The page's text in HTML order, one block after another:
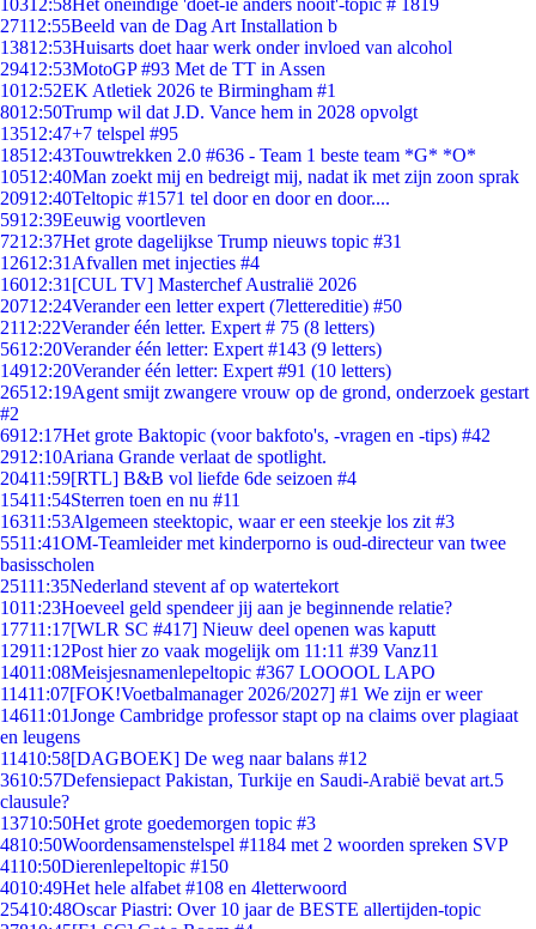
10312:58Het oneindige 'doet-ie anders nooit'-topic # 1819
27112:55Beeld van de Dag Art Installation b
13812:53Huisarts doet haar werk onder invloed van alcohol
29412:53MotoGP #93 Met de TT in Assen
1012:52EK Atletiek 2026 te Birmingham #1
8012:50Trump wil dat J.D. Vance hem in 2028 opvolgt
13512:47+7 telspel #95
18512:43Touwtrekken 2.0 #636 - Team 1 beste team *G* *O*
10512:40Man zoekt mij en bedreigt mij, nadat ik met zijn zoon sprak
20912:40Teltopic #1571 tel door en door en door....
5912:39Eeuwig voortleven
7212:37Het grote dagelijkse Trump nieuws topic #31
12612:31 Afvallen met injecties #4
16012:31 [CUL TV] Masterchef Australië 2026
20712:24Verander een letter expert (7lettereditie) #50
2112:22Verander één letter. Expert # 75 (8 letters)
5612:20Verander één letter: Expert #143 (9 letters)
14912:20Verander één letter: Expert #91 (10 letters)
26512:19Agent smijt zwangere vrouw op de grond, onderzoek gestart
#2
6912:17Het grote Baktopic (voor bakfoto's, -vragen en -tips) #42
2912:10Ariana Grande verlaat de spotlight.
20411:59[RTL] B&B vol liefde 6de seizoen #4
15411:54Sterren toen en nu #11
16311:53Algemeen steektopic, waar er een steekje los zit #3
5511:41OM-Teamleider met kinderporno is oud-directeur van twee
basisscholen
25111:35Nederland stevent af op watertekort
1011:23Hoeveel geld spendeer jij aan je beginnende relatie?
17711:17[WLR SC #417] Nieuw deel openen was kaputt
12911:12Post hier zo vaak mogelijk om 11:11 #39 Vanz11
14011:08Meisjesnamenlepeltopic #367 LOOOOL LAPO
11411:07[FOK!Voetbalmanager 2026/2027] #1 We zijn er weer
14611:01Jonge Cambridge professor stapt op na claims over plagiaat
en leugens
11410:58[DAGBOEK] De weg naar balans #12
3610:57Defensiepact Pakistan, Turkije en Saudi-Arabië bevat art.5
clausule?
13710:50Het grote goedemorgen topic #3
4810:50Woordensamenstelspel #1184 met 2 woorden spreken SVP
4110:50Dierenlepeltopic #150
4010:49Het hele alfabet #108 en 4letterwoord
25410:48Oscar Piastri: Over 10 jaar de BESTE allertijden-topic